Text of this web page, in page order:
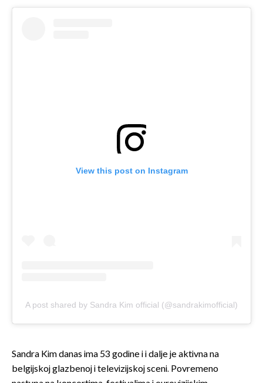
View this post on Instagram
A post shared by Sandra Kim official (@sandrakimofficial)
Sandra Kim danas ima 53 godine i i dalje je aktivna na
belgijskoj glazbenoj i televizijskoj sceni. Povremeno